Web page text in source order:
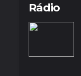
Rádio